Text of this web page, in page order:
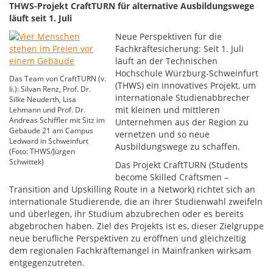
THWS-Projekt CraftTURN für alternative Ausbildungswege
läuft seit 1. Juli
Das Team von CraftTURN (v.
li.): Silvan Renz, Prof. Dr.
Silke Neuderth, Lisa
Lehmann und Prof. Dr.
Andreas Schiffler mit Sitz im
Gebäude 21 am Campus
Ledward in Schweinfurt
(Foto: THWS/Jürgen
Schwittek)
Neue Perspektiven für die
Fachkräftesicherung: Seit 1. Juli
läuft an der Technischen
Hochschule Würzburg-Schweinfurt
(THWS) ein innovatives Projekt, um
internationale Studienabbrecher
mit kleinen und mittleren
Unternehmen aus der Region zu
vernetzen und so neue
Ausbildungswege zu schaffen.
Das Projekt CraftTURN (Students
become Skilled Craftsmen –
Transition and Upskilling Route in a Network) richtet sich an
internationale Studierende, die an ihrer Studienwahl zweifeln
und überlegen, ihr Studium abzubrechen oder es bereits
abgebrochen haben. Ziel des Projekts ist es, dieser Zielgruppe
neue berufliche Perspektiven zu eröffnen und gleichzeitig
dem regionalen Fachkräftemangel in Mainfranken wirksam
entgegenzutreten.